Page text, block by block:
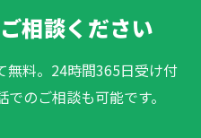
相談ください
無料。24時間365日受け付
のご相談も可能です。